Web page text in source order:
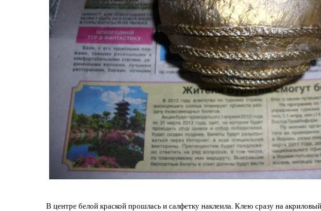
В центре белой краской прошлась и салфетку наклеила. Клею сразу на